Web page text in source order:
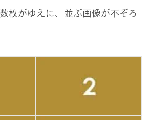
枚がゆえに、並ぶ画像が不ぞろ